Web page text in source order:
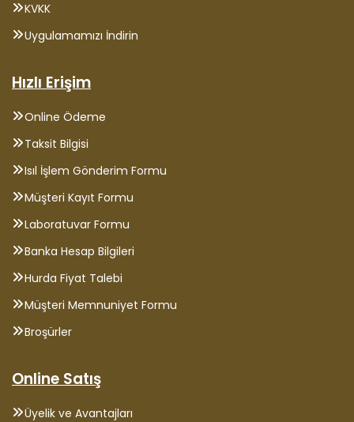
KVKK
Uygulamamızı İndirin
Hızlı Erişim
Online Ödeme
Taksit Bilgisi
Isıl İşlem Gönderim Formu
Müşteri Kayıt Formu
Laboratuvar Formu
Banka Hesap Bilgileri
Hurda Fiyat Talebi
Müşteri Memnuniyet Formu
Broşürler
Online Satış
Üyelik ve Avantajları